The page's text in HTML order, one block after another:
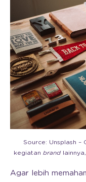
Source: Unsplash –
kegiatan brand
Agar lebih